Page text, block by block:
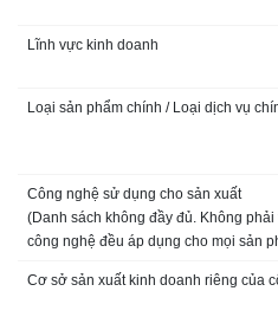
Lĩnh vực kinh doanh
Loại sản phẩm chính / Loại dịch vụ
Công nghệ sử dụng cho sản xuất
(Danh sách không đầy đủ. Không phải
công nghệ đều áp dụng cho mọi sản
Cơ sở sản xuất kinh doanh riêng của